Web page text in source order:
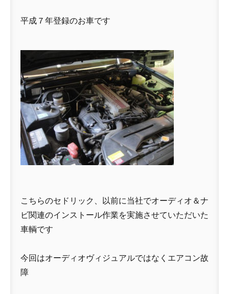
平成７年登録のお車です
こちらのセドリック、以前に当社でオーディオ＆ナ
ビ関連のインストール作業を実施させていただいた
車輌です
今回はオーディオヴィジュアルではなくエアコン故
障